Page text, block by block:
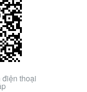
điện thoại